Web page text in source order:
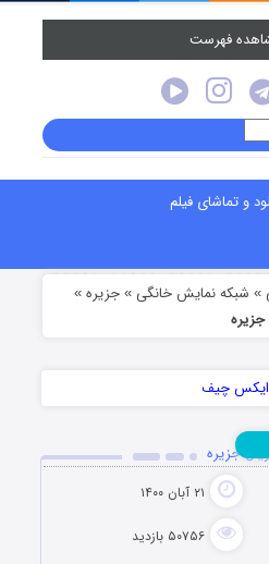
فهرست
و تماشای فیلم
» شبکه نمایش خانگی »جزیره »
۲۱ آبان ۱۴۰۰
۵۰۷۵۶ بازدید